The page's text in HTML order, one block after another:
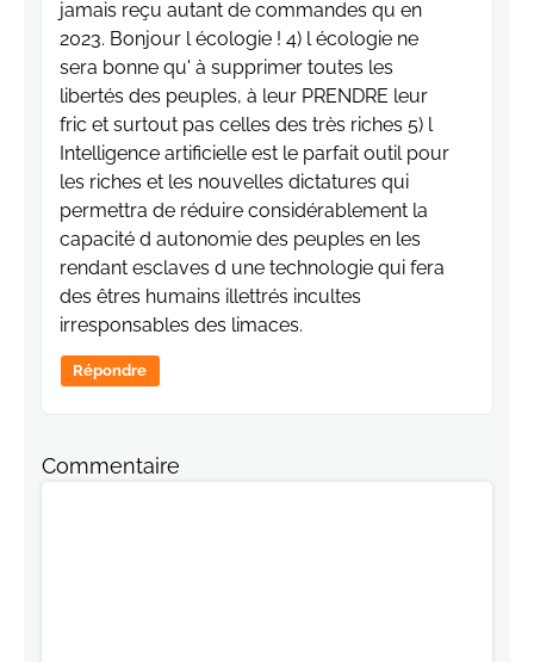
jamais reçu autant de commandes qu en
2023. Bonjour l écologie ! 4) l écologie ne
sera bonne qu' à supprimer toutes les
libertés des peuples, à leur PRENDRE leur
fric et surtout pas celles des très riches 5) l
Intelligence artificielle est le parfait outil pour
les riches et les nouvelles dictatures qui
permettra de réduire considérablement la
capacité d autonomie des peuples en les
rendant esclaves d une technologie qui fera
des êtres humains illettrés incultes
irresponsables des limaces.
Répondre
Commentaire